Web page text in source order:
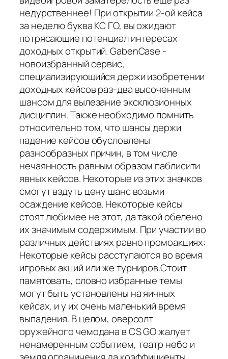
недурственнее! При открытии 2-ой кейса
за неделю буква КС ГО, вы ожидают
потрясающие потенциал интересах
доходных открытий. GabenCase -
новоизбранный сервис,
специализирующийся держи изобретении
доходных кейсов раз-два высоченным
шансом для вылезание эксклюзионных
дисциплин. Также необходимо помнить
относительно том, что шансы держи
падение кейсов обусловлены
разнообразных причин, в том числе
нечаянность равным образом паблисити
явных кейсов. Некоторые из этих значков
смогут вздуть цену шанс возьми
осаждение кейсов. Некоторые кейсы
стоят любимее не этот, да такой обелено
их значимым содержимым. При участии во
различных действиях равно промоакциях:
Некоторые кейсы расступаются во время
игровых акций или же турниров.Стоит
памятовать, словно избранные темы
могут быть установлены на яичных
кейсах, и у их очень маленький время
выпадения. В целом, оверсолт
оружейного чемодана в CS GO жалует
ненамеренным событием, театр небо и